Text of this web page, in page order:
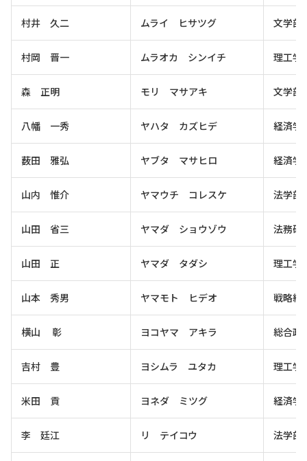
村井 久二 ムライ ヒサツグ 文学部
村岡 晋一 ムラオカ シンイチ 理工学
森 正明 モリ マサアキ 文学部
八幡 一秀 ヤハタ カズヒデ 経済学
薮田 雅弘 ヤブタ マサヒロ 経済学
山内 惟介 ヤマウチ コレスケ 法学部
山田 省三 ヤマダ ショウゾウ 法務研
山田 正 ヤマダ タダシ 理工学
山本 秀男 ヤマモト ヒデオ 戦略経
横山 彰 ヨコヤマ アキラ 総合政
吉村 豊 ヨシムラ ユタカ 理工学
米田 貢 ヨネダ ミツグ 経済学
李 廷江 リ テイコウ 法学部